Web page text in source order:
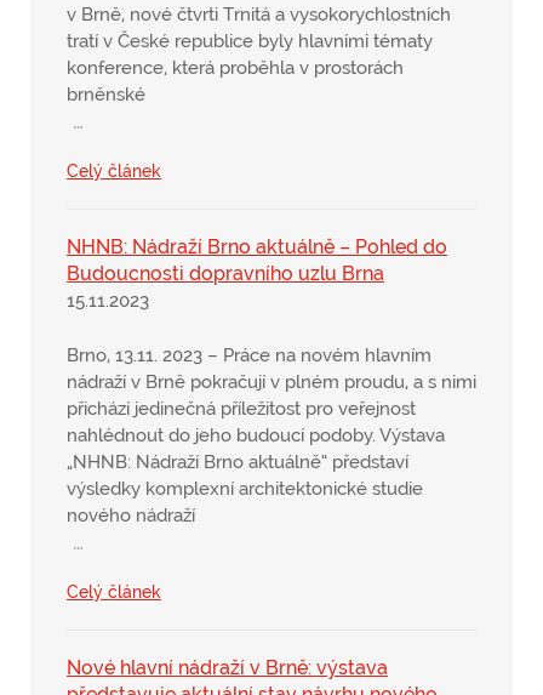
v Brně, nové čtvrti Trnitá a vysokorychlostních
tratí v České republice byly hlavními tématy
konference, která proběhla v prostorách
brněnské
…
Celý článek
NHNB: Nádraží Brno aktuálně – Pohled do
Budoucnosti dopravního uzlu Brna
15.11.2023
Brno, 13.11. 2023 – Práce na novém hlavním
nádraží v Brně pokračují v plném proudu, a s nimi
přichází jedinečná příležitost pro veřejnost
nahlédnout do jeho budoucí podoby. Výstava
„NHNB: Nádraží Brno aktuálně“ představí
výsledky komplexní architektonické studie
nového nádraží
…
Celý článek
Nové hlavní nádraží v Brně: výstava